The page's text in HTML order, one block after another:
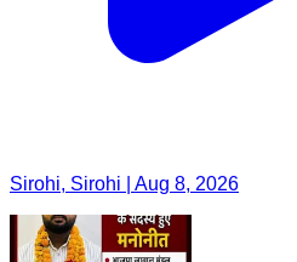
Sirohi, Sirohi | Aug 8, 2026